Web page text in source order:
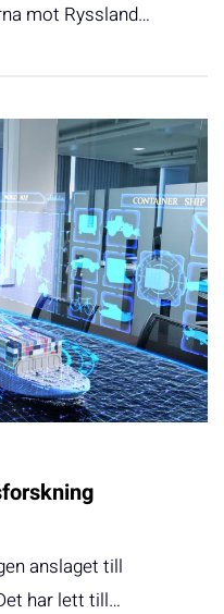
mot Ryssland…
anslaget till
har lett till…